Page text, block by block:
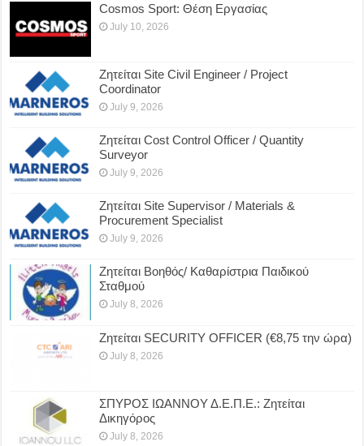
Cosmos Sport: Θέση Εργασίας
July 10, 2026
Ζητείται Site Civil Engineer / Project
Coordinator
July 9, 2026
Ζητείται Cost Control Officer / Quantity
Surveyor
July 9, 2026
Ζητείται Site Supervisor / Materials &
Procurement Specialist
July 9, 2026
Ζητείται Βοηθός/ Καθαρίστρια Παιδικού
Σταθμού
July 8, 2026
Ζητείται SECURITY OFFICER (€8,75 την ώρα)
July 8, 2026
ΣΠΥΡΟΣ ΙΩΑΝΝΟΥ Δ.Ε.Π.Ε.: Ζητείται
Δικηγόρος
July 8, 2026